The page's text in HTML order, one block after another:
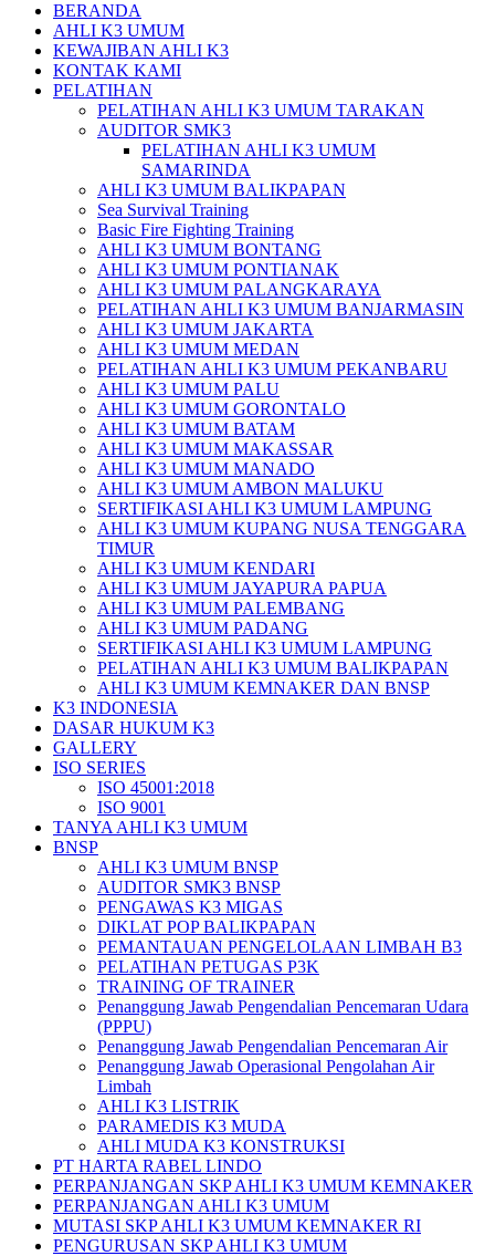
BERANDA
AHLI K3 UMUM
KEWAJIBAN AHLI K3
KONTAK KAMI
PELATIHAN
PELATIHAN AHLI K3 UMUM TARAKAN
AUDITOR SMK3
PELATIHAN AHLI K3 UMUM
SAMARINDA
AHLI K3 UMUM BALIKPAPAN
Sea Survival Training
Basic Fire Fighting Training
AHLI K3 UMUM BONTANG
AHLI K3 UMUM PONTIANAK
AHLI K3 UMUM PALANGKARAYA
PELATIHAN AHLI K3 UMUM BANJARMASIN
AHLI K3 UMUM JAKARTA
AHLI K3 UMUM MEDAN
PELATIHAN AHLI K3 UMUM PEKANBARU
AHLI K3 UMUM PALU
AHLI K3 UMUM GORONTALO
AHLI K3 UMUM BATAM
AHLI K3 UMUM MAKASSAR
AHLI K3 UMUM MANADO
AHLI K3 UMUM AMBON MALUKU
SERTIFIKASI AHLI K3 UMUM LAMPUNG
AHLI K3 UMUM KUPANG NUSA TENGGARA
TIMUR
AHLI K3 UMUM KENDARI
AHLI K3 UMUM JAYAPURA PAPUA
AHLI K3 UMUM PALEMBANG
AHLI K3 UMUM PADANG
SERTIFIKASI AHLI K3 UMUM LAMPUNG
PELATIHAN AHLI K3 UMUM BALIKPAPAN
AHLI K3 UMUM KEMNAKER DAN BNSP
K3 INDONESIA
DASAR HUKUM K3
GALLERY
ISO SERIES
ISO 45001:2018
ISO 9001
TANYA AHLI K3 UMUM
BNSP
AHLI K3 UMUM BNSP
AUDITOR SMK3 BNSP
PENGAWAS K3 MIGAS
DIKLAT POP BALIKPAPAN
PEMANTAUAN PENGELOLAAN LIMBAH B3
PELATIHAN PETUGAS P3K
TRAINING OF TRAINER
Penanggung Jawab Pengendalian Pencemaran Udara
(PPPU)
Penanggung Jawab Pengendalian Pencemaran Air
Penanggung Jawab Operasional Pengolahan Air
Limbah
AHLI K3 LISTRIK
PARAMEDIS K3 MUDA
AHLI MUDA K3 KONSTRUKSI
PT HARTA RABEL LINDO
PERPANJANGAN SKP AHLI K3 UMUM KEMNAKER
PERPANJANGAN AHLI K3 UMUM
MUTASI SKP AHLI K3 UMUM KEMNAKER RI
PENGURUSAN SKP AHLI K3 UMUM